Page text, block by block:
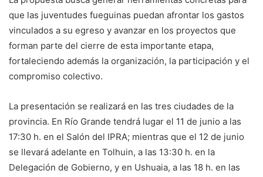
que las juventudes fueguinas puedan afrontar los gastos
vinculados a su egreso y avanzar en los proyectos que
forman parte del cierre de esta importante etapa,
fortaleciendo además la organización, la participación y el
compromiso colectivo.
La presentación se realizará en las tres ciudades de la
provincia. En Río Grande tendrá lugar el 11 de junio a las
17:30 h. en el Salón del IPRA; mientras que el 12 de junio
se llevará adelante en Tolhuin, a las 13:30 h. en la
Delegación de Gobierno, y en Ushuaia, a las 18 h. en las